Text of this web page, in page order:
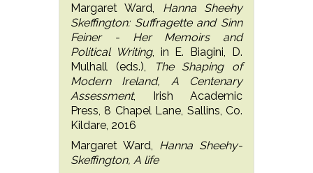
Margaret Ward, Hanna Sheehy
Skeffington: Suffragette and Sinn
Feiner - Her Memoirs and
Political Writing, in E. Biagini, D.
Mulhall (eds.),
The Shaping of
Modern Ireland, A Centenary
Assessment, Irish Academic
Press, 8 Chapel Lane, Sallins, Co.
Kildare, 2016
Margaret Ward, Hanna Sheehy-
Skeffington, A life